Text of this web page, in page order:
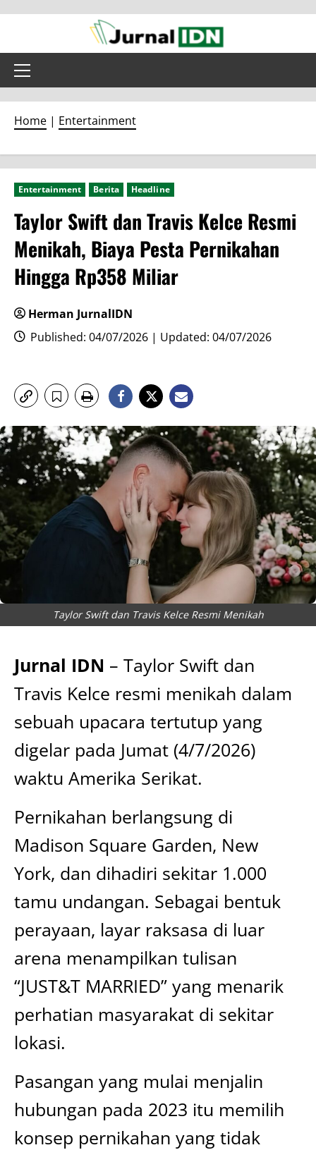
content
Primary
Home | Entertainment
Entertainment Berita Headline
Taylor Swift dan Travis Kelce Resmi
Menikah, Biaya Pesta Pernikahan
Hingga Rp358 Miliar
Herman JurnalIDN
Published: 04/07/2026 | Updated: 04/07/2026
Taylor Swift dan Travis Kelce Resmi Menikah
Jurnal IDN – Taylor Swift dan
Travis Kelce resmi menikah dalam
sebuah upacara tertutup yang
digelar pada Jumat (4/7/2026)
waktu Amerika Serikat.
Pernikahan berlangsung di
Madison Square Garden, New
York, dan dihadiri sekitar 1.000
tamu undangan. Sebagai bentuk
perayaan, layar raksasa di luar
arena menampilkan tulisan
“JUST&T MARRIED” yang menarik
perhatian masyarakat di sekitar
lokasi.
Pasangan yang mulai menjalin
hubungan pada 2023 itu memilih
konsep pernikahan yang tidak